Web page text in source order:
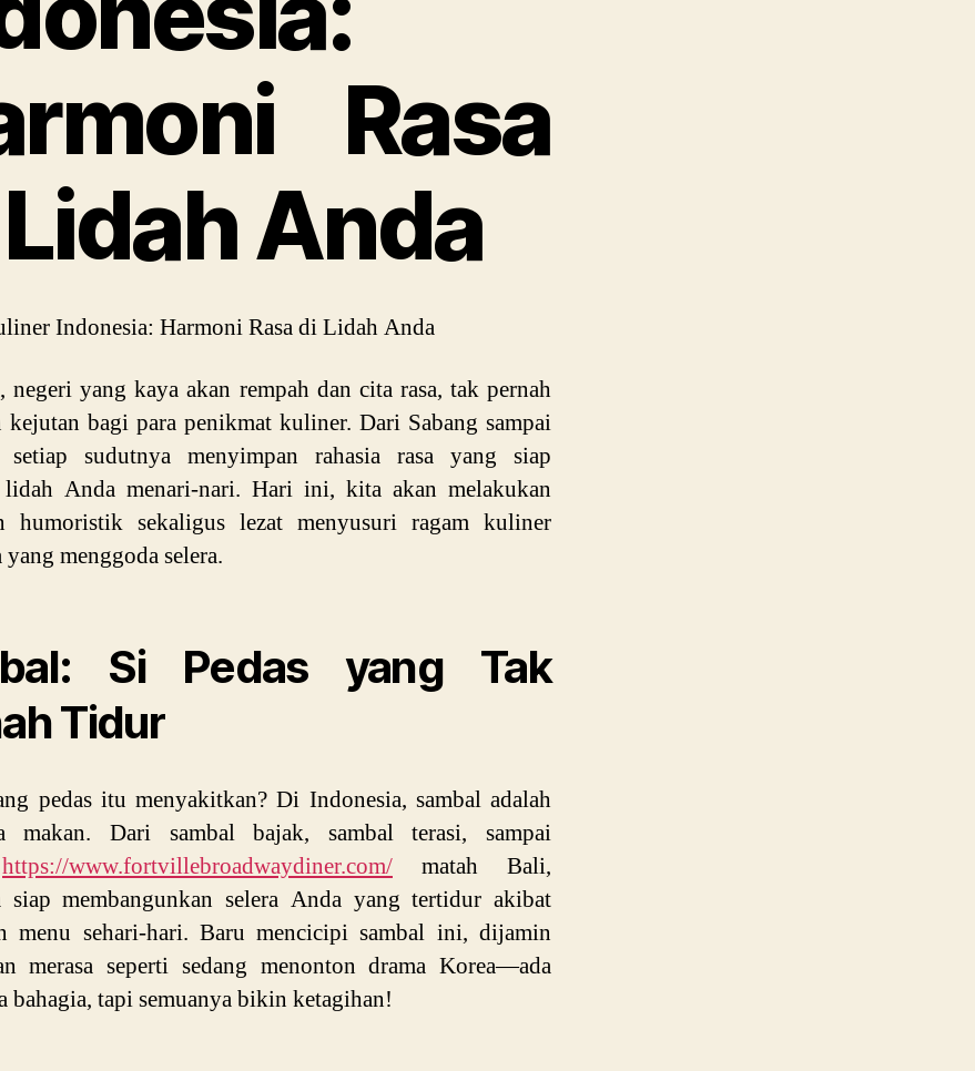
Rasa
Anda
Indonesia: Harmoni Rasa di Lidah Anda
negeri yang kaya akan rempah dan cita rasa, tak pernah
kejutan bagi para penikmat kuliner. Dari Sabang sampai
setiap sudutnya menyimpan rahasia rasa yang siap
lidah Anda menari-nari. Hari ini, kita akan melakukan
humoristik sekaligus lezat menyusuri ragam kuliner
yang menggoda selera.
Si Pedas yang Tak
Tidur
pedas itu menyakitkan? Di Indonesia, sambal adalah
makan. Dari sambal bajak, sambal terasi, sampai
https://www.fortvillebroadwaydiner.com/ matah Bali,
siap membangunkan selera Anda yang tertidur akibat
menu sehari-hari. Baru mencicipi sambal ini, dijamin
merasa seperti sedang menonton drama Korea—ada
bahagia, tapi semuanya bikin ketagihan!